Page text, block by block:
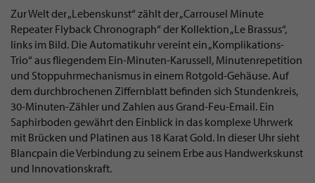
Zur Welt der „Lebenskunst“ zählt der „Carrousel Minute
Repeater Flyback Chronograph“ der Kollektion „Le Brassus“,
links im Bild. Die Automatikuhr vereint ein „Komplikations-
Trio“ aus fliegendem Ein-Minuten-Karussell, Minutenrepetition
und Stoppuhrmechanismus in einem Rotgold-Gehäuse. Auf
dem durchbrochenen Ziffernblatt befinden sich Stundenkreis,
30-Minuten-Zähler und Zahlen aus Grand-Feu-Email. Ein
Saphirboden gewährt den Einblick in das komplexe Uhrwerk
mit Brücken und Platinen aus 18 Karat Gold. In dieser Uhr sieht
Blancpain die Verbindung zu seinem Erbe aus Handwerkskunst
und Innovationskraft.